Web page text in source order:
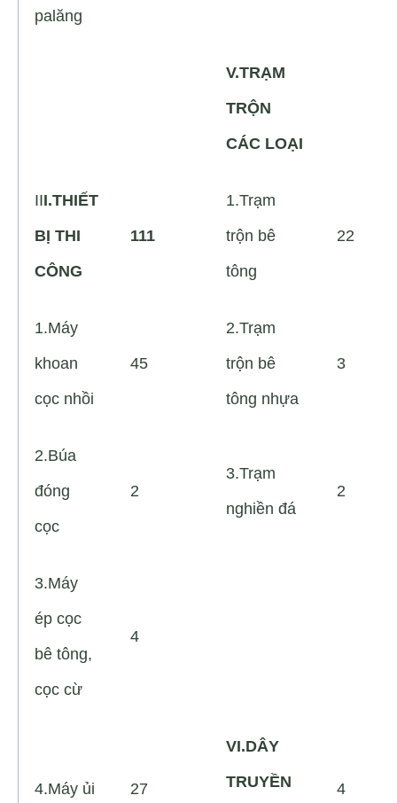
palăng
V.TRẠM
TRỘN
CÁC LOẠI
III.THIẾT
BỊ THI
CÔNG
111
1.Trạm
trộn bê
tông
22
1.Máy
khoan
cọc nhồi
45
2.Trạm
trộn bê
tông nhựa
3
2.Búa
đóng
cọc
2
3.Trạm
nghiền đá
2
3.Máy
ép cọc
bê tông,
cọc cừ
4
4.Máy ủi 27
VI.DÂY
TRUYỀN
4